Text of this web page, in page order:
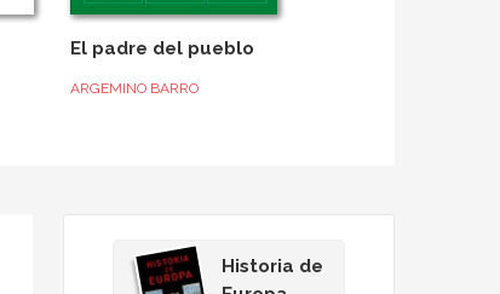
El padre del pueblo
ARGEMINO BARRO
Historia de